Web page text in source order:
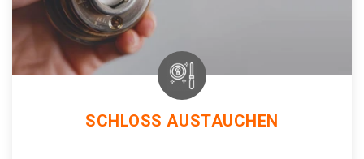
SCHLOSS AUSTAUCHEN